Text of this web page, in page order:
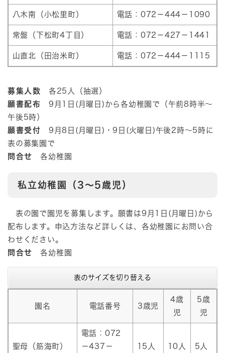
八木南（小松里町） 電話：072－444－1090
常盤（下松町4丁目） 電話：072－427－1441
山直北（田治米町） 電話：072－444－1115
募集人数 各25人（抽選）
願書配布 9月1日(月曜日)から各幼稚園で（午前8時半～
午後5時）
願書受付 9月8日(月曜日)・9日(火曜日)午後2時～5時に
表の募集園で
問合せ 各幼稚園
私立幼稚園（3～5歳児）
表の園で園児を募集します。願書は9月1日(月曜日)から
配布します。申込方法など詳しくは、各幼稚園にお問い合
わせください。
問合せ 各幼稚園
表のサイズを切り替える
園名 電話番号 3歳児
4歳
児
5歳
児
聖母（筋海町）
電話：072
－437－
15人 10人 5人